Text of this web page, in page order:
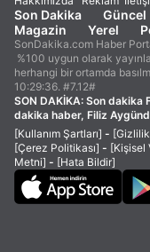
Son Dakika Güncel
Magazin
Yerel
SonDakika.com Haber
%100 uygun olarak
herhangi bir ortamda
10:29:36. #7.12#
SON DAKİKA: Son dakika
dakika haber, Filiz
[Kullanım Şartları] -
[Çerez Politikası] - [Kişisel
Metni] - [Hata Bildir]